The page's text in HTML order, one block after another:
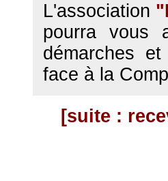
L'association
pourra vous
démarches
face à la
[suite :